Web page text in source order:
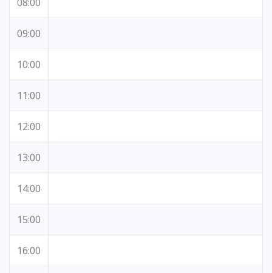
09:00
10:00
11:00
12:00
13:00
14:00
15:00
16:00